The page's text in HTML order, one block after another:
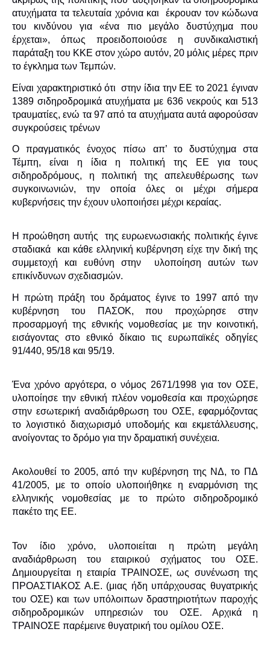
ατυχήματα τα τελευταία χρόνια και έκρουαν τον κώδωνα
του κινδύνου για «ένα πιο μεγάλο δυστύχημα που
έρχεται», όπως προειδοποιούσε η συνδικαλιστική
παράταξη του ΚΚΕ στον χώρο αυτόν, 20 μόλις μέρες πριν
το έγκλημα των Τεμπών.
Είναι χαρακτηριστικό ότι στην ίδια την ΕΕ το 2021 έγιναν
1389 σιδηροδρομικά ατυχήματα με 636 νεκρούς και 513
τραυματίες, ενώ τα 97 από τα ατυχήματα αυτά αφορούσαν
συγκρούσεις τρένων
Ο πραγματικός ένοχος πίσω απ’ το δυστύχημα στα
Τέμπη, είναι η ίδια η πολιτική της ΕΕ για τους
σιδηροδρόμους, η πολιτική της απελευθέρωσης των
συγκοινωνιών, την οποία όλες οι μέχρι σήμερα
κυβερνήσεις την έχουν υλοποιήσει μέχρι κεραίας.
Η προώθηση αυτής της ευρωενωσιακής πολιτικής έγινε
σταδιακά και κάθε ελληνική κυβέρνηση είχε την δική της
συμμετοχή και ευθύνη στην υλοποίηση αυτών των
επικίνδυνων σχεδιασμών.
Η πρώτη πράξη του δράματος έγινε το 1997 από την
κυβέρνηση του ΠΑΣΟΚ, που προχώρησε στην
προσαρμογή της εθνικής νομοθεσίας με την κοινοτική,
εισάγοντας στο εθνικό δίκαιο τις ευρωπαϊκές οδηγίες
91/440, 95/18 και 95/19.
Ένα χρόνο αργότερα, ο νόμος 2671/1998 για τον ΟΣΕ,
υλοποίησε την εθνική πλέον νομοθεσία και προχώρησε
στην εσωτερική αναδιάρθρωση του ΟΣΕ, εφαρμόζοντας
το λογιστικό διαχωρισμό υποδομής και εκμετάλλευσης,
ανοίγοντας το δρόμο για την δραματική συνέχεια.
Ακολουθεί το 2005, από την κυβέρνηση της ΝΔ, το ΠΔ
41/2005, με το οποίο υλοποιήθηκε η εναρμόνιση της
ελληνικής νομοθεσίας με το πρώτο σιδηροδρομικό
πακέτο της ΕΕ.
Τον ίδιο χρόνο, υλοποιείται η πρώτη μεγάλη
αναδιάρθρωση του εταιρικού σχήματος του ΟΣΕ.
Δημιουργείται η εταιρία ΤΡΑΙΝΟΣΕ, ως συνένωση της
ΠΡΟΑΣΤΙΑΚΟΣ Α.Ε. (μιας ήδη υπάρχουσας θυγατρικής
του ΟΣΕ) και των υπόλοιπων δραστηριοτήτων παροχής
σιδηροδρομικών υπηρεσιών του ΟΣΕ. Αρχικά η
ΤΡΑΙΝΟΣΕ παρέμεινε θυγατρική του ομίλου ΟΣΕ.